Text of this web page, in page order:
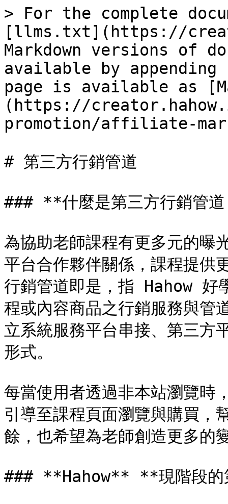
> For the complete
[llms.txt](https://
Markdown versions of
available by
page is available as
(https://
promotion/affiliate-
# 第三方行銷管道
### **什麼是第三方行銷管
為協助老師課程有更多元的曝
平台合作夥伴關係，課程提供
行銷管道即是，指 Hahow 好
程或內容商品之行銷服務與管
立系統服務平台串接、第三方
形式。
每當使用者透過非本站瀏覽時
引導至課程頁面瀏覽與購買，
餘，也希望為老師創造更多的
### **Hahow** **現階段的